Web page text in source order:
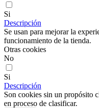
Si
Descripción
Se usan para mejorar la
funcionamiento de la tienda.
Otras cookies
No
Si
Descripción
Son cookies sin un propósito
en proceso de clasificar.